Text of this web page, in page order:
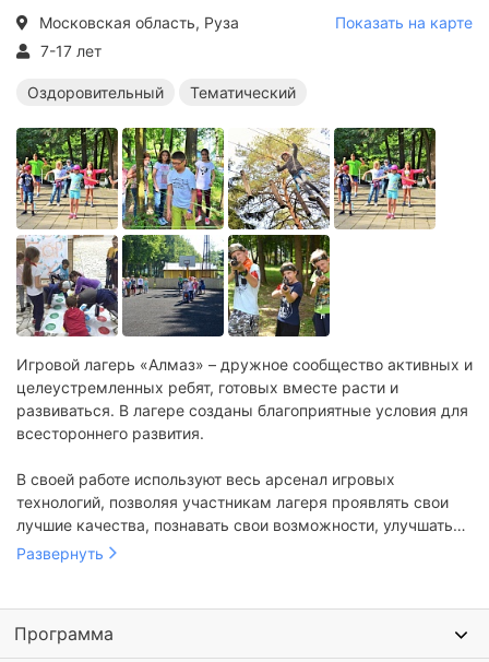
Московская область, Руза
Показать на карте
7-17 лет
Оздоровительный Тематический
Игровой лагерь «Алмаз» – дружное сообщество активных и
целеустремленных ребят, готовых вместе расти и
развиваться. В лагере созданы благоприятные условия для
всестороннего развития.
В своей работе используют весь арсенал игровых
технологий, позволяя участникам лагеря проявлять свои
лучшие качества, познавать свои возможности, улучшать
навыки социализации, отдыхая с пользой.
Развернуть
Программа